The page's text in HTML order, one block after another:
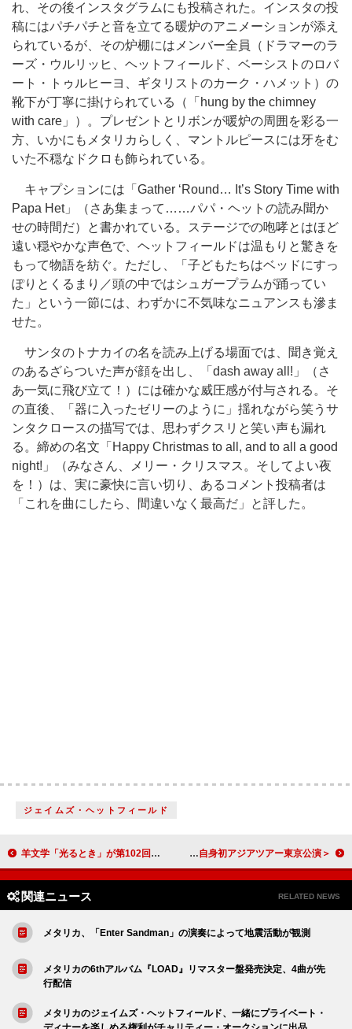
れ、その後インスタグラムにも投稿された。インスタの投
稿にはパチパチと音を立てる暖炉のアニメーションが添え
られているが、その炉棚にはメンバー全員（ドラマーのラ
ーズ・ウルリッヒ、ヘットフィールド、ベーシストのロバ
ート・トゥルヒーヨ、ギタリストのカーク・ハメット）の
靴下が丁寧に掛けられている（「hung by the chimney
with care」）。プレゼントとリボンが暖炉の周囲を彩る一
方、いかにもメタリカらしく、マントルピースには牙をむ
いた不穏なドクロも飾られている。
キャプションには「Gather ‘Round… It’s Story Time with
Papa Het」（さあ集まって……パパ・ヘットの読み聞か
せの時間だ）と書かれている。ステージでの咆哮とはほど
遠い穏やかな声色で、ヘットフィールドは温もりと驚きを
もって物語を紡ぐ。ただし、「子どもたちはベッドにすっ
ぽりとくるまり／頭の中ではシュガープラムが踊ってい
た」という一節には、わずかに不気味なニュアンスも滲ま
せた。
サンタのトナカイの名を読み上げる場面では、聞き覚え
のあるざらついた声が顔を出し、「dash away all!」（さ
あ一気に飛び立て！）には確かな威圧感が付与される。そ
の直後、「器に入ったゼリーのように」揺れながら笑うサ
ンタクロースの描写では、思わずクスリと笑い声も漏れ
る。締めの名文「Happy Christmas to all, and to all a good
night!」（みなさん、メリー・クリスマス。そしてよい夜
を！）は、実に豪快に言い切り、あるコメント投稿者は
「これを曲にしたら、間違いなく最高だ」と評した。
ジェイムズ・ヘットフィールド
羊文学「光るとき」が第102回箱根駅伝CMに起用、神谷浩史／花江夏樹ら声優5名が“たすき”役で出演 ＜ライブレポート＞岩田剛典「挑戦こそ人生の醍醐味」大きな一歩を踏み出した自身初アジアツアー東京公演
関連ニュース RELATED NEWS
メタリカ、「Enter Sandman」の演奏によって地震活動が観測
メタリカの6thアルバム『LOAD』リマスター盤発売決定、4曲が先
行配信
メタリカのジェイムズ・ヘットフィールド、一緒にプライベート・